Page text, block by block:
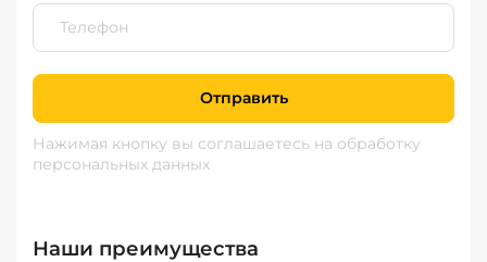
Отправить
Нажимая кнопку вы соглашаетесь на обработку
персональных данных
Наши преимущества